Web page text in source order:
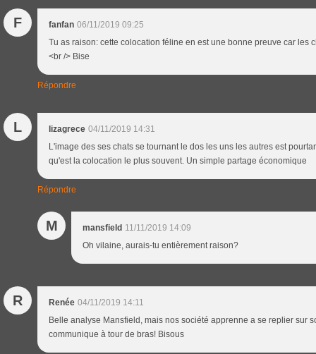
F fanfan 06/11/2019 09:25
Tu as raison: cette colocation féline en est une bonne preuve car les
<br /> Bise
Répondre
L lizagrece 04/11/2019 14:31
L'image des ses chats se tournant le dos les uns les autres est
qu'est la colocation le plus souvent. Un simple partage économique
Répondre
M mansfield 11/11/2019 14:09
Oh vilaine, aurais-tu entièrement raison?
R Renée 04/11/2019 14:11
Belle analyse Mansfield, mais nos société apprenne a se replier sur
communique à tour de bras! Bisous